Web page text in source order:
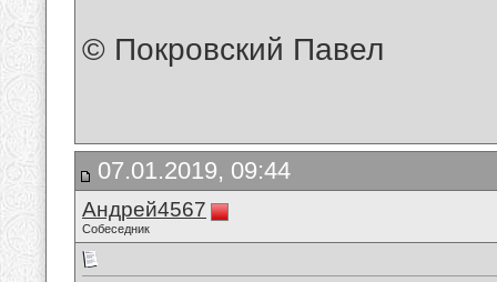
© Покровский Павел
07.01.2019, 09:44
Андрей4567
Собеседник